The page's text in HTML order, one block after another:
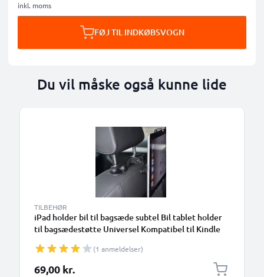
inkl. moms
FØJ TIL INDKØBSVOGN
Du vil måske også kunne lide
TILBEHØR
iPad holder bil til bagsæde subtel Bil tablet holder
til bagsædestøtte Universel Kompatibel til Kindle
"-11" beslag
(1 anmeldelser)
69,00 kr.